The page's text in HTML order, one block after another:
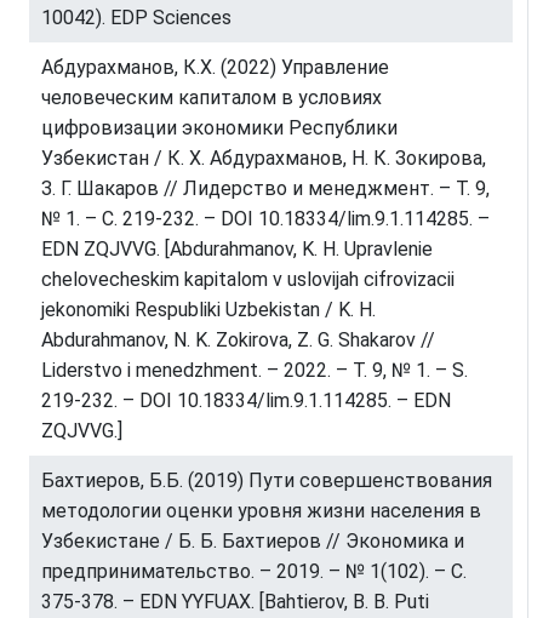
10042). EDP Sciences
Абдурахманов, К.Х. (2022) Управление
человеческим капиталом в условиях
цифровизации экономики Республики
Узбекистан / К. Х. Абдурахманов, Н. К. Зокирова,
З. Г. Шакаров // Лидерство и менеджмент. – Т. 9,
№ 1. – С. 219-232. – DOI 10.18334/lim.9.1.114285. –
EDN ZQJVVG. [Abdurahmanov, K. H. Upravlenie
chelovecheskim kapitalom v uslovijah cifrovizacii
jekonomiki Respubliki Uzbekistan / K. H.
Abdurahmanov, N. K. Zokirova, Z. G. Shakarov //
Liderstvo i menedzhment. – 2022. – T. 9, № 1. – S.
219-232. – DOI 10.18334/lim.9.1.114285. – EDN
ZQJVVG.]
Бахтиеров, Б.Б. (2019) Пути совершенствования
методологии оценки уровня жизни населения в
Узбекистане / Б. Б. Бахтиеров // Экономика и
предпринимательство. – 2019. – № 1(102). – С.
375-378. – EDN YYFUAX. [Bahtierov, B. B. Puti